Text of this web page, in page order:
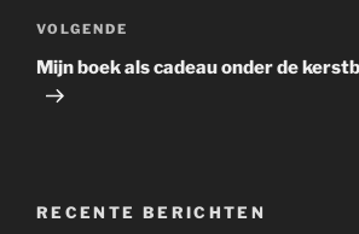
Volgend
bericht
VOLGENDE
Mijn boek als cadeau onder de
RECENTE BERICHTEN